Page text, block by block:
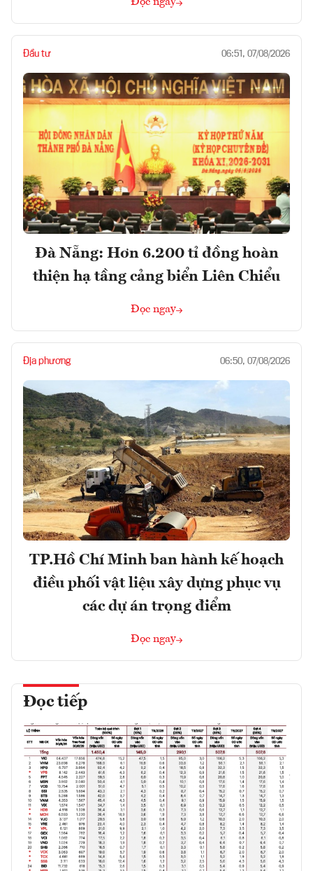
Đọc ngay
Đầu tư 06:51, 07/08/2026
Đà Nẵng: Hơn 6.200 tỉ đồng hoàn
thiện hạ tầng cảng biển Liên Chiểu
Đọc ngay
Địa phương 06:50, 07/08/2026
TP.Hồ Chí Minh ban hành kế hoạch
điều phối vật liệu xây dựng phục vụ
các dự án trọng điểm
Đọc ngay
Đọc tiếp